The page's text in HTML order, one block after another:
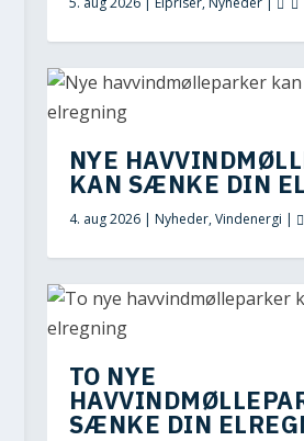
NYE
KAN SÆNKE DIN
4. aug 2026| Nyheder,Vindenergi |
TO NYE
SÆNKE DIN